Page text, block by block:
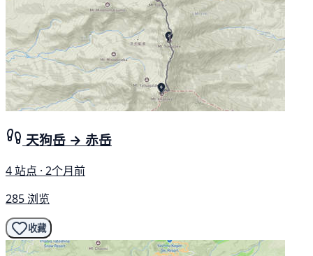
天狗岳 → 赤岳
4 站点 · 2个月前
285 浏览
收藏